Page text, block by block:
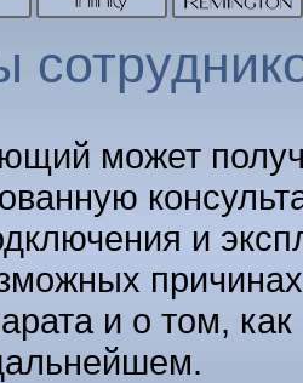
может
и
и о том, как